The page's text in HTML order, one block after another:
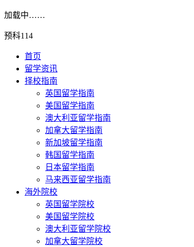
加载中……
预科114
首页
留学资讯
择校指南
英国留学指南
美国留学指南
澳大利亚留学指南
加拿大留学指南
新加坡留学指南
韩国留学指南
日本留学指南
马来西亚留学指南
海外院校
英国留学院校
美国留学院校
澳大利亚留学院校
加拿大留学院校